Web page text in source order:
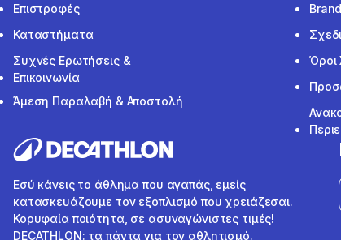
Επιστροφές
Καταστήματα
Συχνές Ερωτήσεις &
Επικοινωνία
Άμεση Παραλαβή & Αποστολή
Όροι
Εσύ κάνεις το άθλημα που αγαπάς, εμείς
κατασκευάζουμε τον εξοπλισμό που χρειάζεσαι.
Κορυφαία ποιότητα, σε ασυναγώνιστες τιμές!
DECATHLON: τα πάντα για τον αθλητισμό.